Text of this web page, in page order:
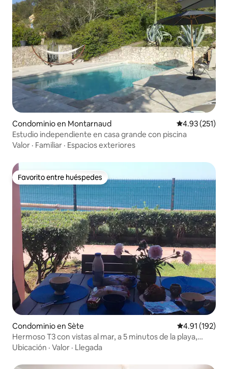
Condominio en Montarnaud Calificación
4.93 (251)
Estudio independiente en casa grande con piscina
Valor · Familiar · Espacios exteriores
Favorito entre huéspedes
Favorito entre huéspedes
Condominio en Sète Calificación
4.91 (192)
Hermoso T3 con vistas al mar, a 5 minutos de la playa,
aparcamiento
Ubicación · Valor · Llegada